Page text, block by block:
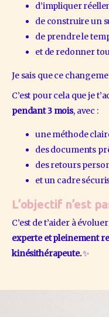
d’impliquer
de construire un
de prendre le
et de redonner
Je sais que ce
C’est pour cela que je
pendant 3 mois, avec :
une méthode
des documents
des retours
et un cadre
L’objectif n’est
C’est de t’aider à
experte et pleinement
kinésithérapeute. ✨